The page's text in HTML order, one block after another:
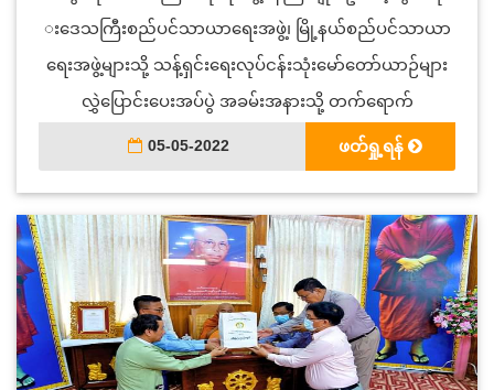
းဒေသကြီးစည်ပင်သာယာရေးအဖွဲ့၊ မြို့နယ်စည်ပင်သာယာ
ရေးအဖွဲ့များသို့ သန့်ရှင်းရေးလုပ်ငန်းသုံးမော်တော်ယာဉ်များ
လွှဲပြောင်းပေးအပ်ပွဲ အခမ်းအနားသို့ တက်ရောက်
05-05-2022 ဖတ်ရှု့ရန်